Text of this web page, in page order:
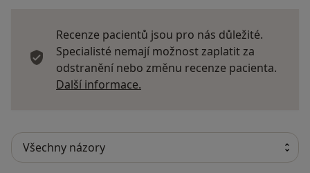
Recenze pacientů jsou pro nás důležité.
Specialisté nemají možnost zaplatit za
odstranění nebo změnu recenze pacienta.
Další informace.